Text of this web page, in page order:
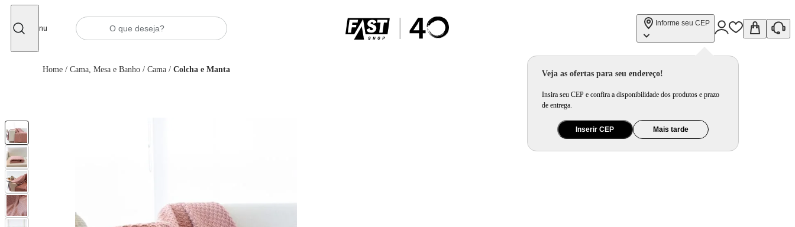
Menu
Informe seu CEP
Veja as ofertas para seu endereço!
Insira seu CEP e confira a disponibilidade dos produtos e prazo
de entrega.
Inserir CEP Mais tarde
Home / Cama, Mesa e Banho / Cama / Colcha e Manta